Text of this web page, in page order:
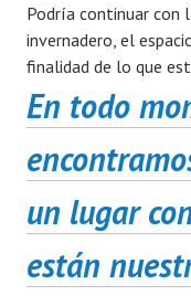
Podría continuar con
invernadero, el
finalidad de lo que
En todo
un lugar
están